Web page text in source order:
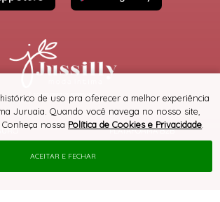
PLATAFORMA B2B
® TODOS DIREITOS RESERVADOS
de uso pra oferecer a melhor experiência
Juruaia. Quando você navega no nosso site,
nossa Política de Cookies e Privacidade
ACEITAR E FECHAR